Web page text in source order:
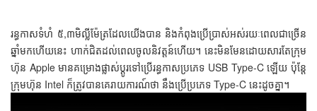
រន្ធកាសទំហំ ៥,៣មិល្លីម៉ែត្រដែលយើងបាន និងកំពុងប្រើប្រាស់អស់រយៈពេលជាច្រើន
ឆ្នាំមកហើយនេះ ហាក់ជិតដល់ពេលចូលនិវត្តន៍ហើយ។ នេះមិនមែនដោយសារតែក្រុម
ហ៊ុន Apple មានគម្រោងផ្លាស់ប្ដូរទៅប្រើរន្ធកាសប្រភេទ USB Type-C ឡើយ ប៉ុន្តែ
ក្រុមហ៊ុន Intel ក៏ត្រូវបានគេរាយការណ៍ថា នឹងប្រើប្រភេទ Type-C នេះដូចគ្នា។